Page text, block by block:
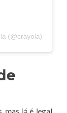
(@crayola)
mas já é legal